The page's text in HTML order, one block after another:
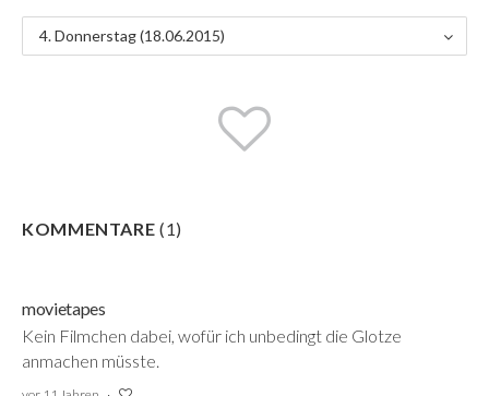
4. Donnerstag (18.06.2015)
KOMMENTARE(1)
movietapes
Kein Filmchen dabei, wofür ich unbedingt die Glotze
anmachen müsste.